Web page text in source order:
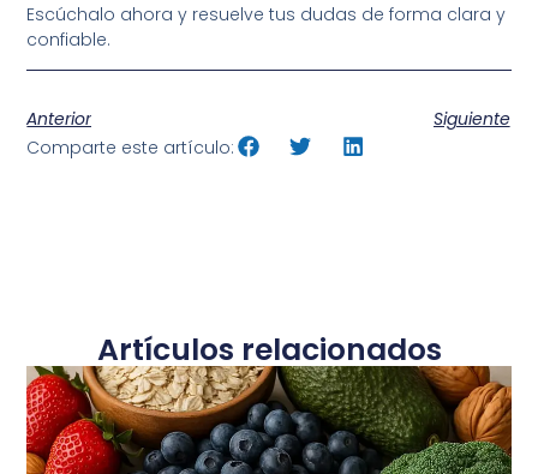
Escúchalo ahora y resuelve tus dudas de forma clara y
confiable.
Anterior
Siguiente
Comparte este artículo:
Artículos relacionados